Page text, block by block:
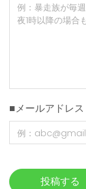
■メールアドレス
投稿する